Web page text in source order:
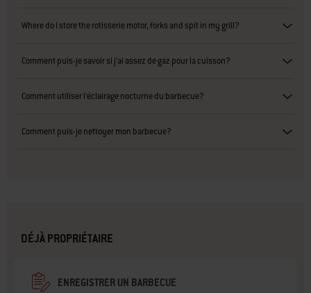
Where do I store the rotisserie motor, forks and spit in my grill?
Comment puis-je savoir si j’ai assez de gaz pour la cuisson?
Comment utiliser l’éclairage nocturne du barbecue?
Comment puis-je nettoyer mon barbecue?
DÉJÀ PROPRIÉTAIRE
ENREGISTRER UN BARBECUE